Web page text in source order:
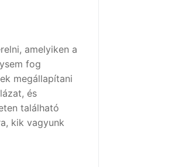
amelyiken a
fog
megállapítani
és
található
kik vagyunk